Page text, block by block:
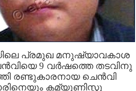
പ്രമുഖ മനുഷ്യാവകാശ
9 വര്‍ഷത്തെ തടവിനു
രണ്ടുകാരനായ ചെന്‍വി
കമ്യൂണിസ്റ്റു